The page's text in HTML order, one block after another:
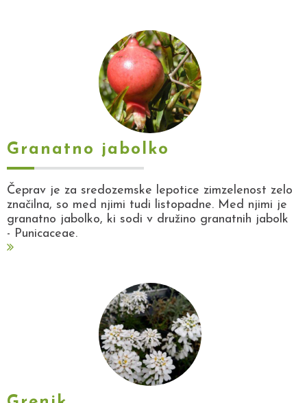
Granatno jabolko
Čeprav je za sredozemske lepotice zimzelenost zelo
značilna, so med njimi tudi listopadne. Med njimi je
granatno jabolko, ki sodi v družino granatnih jabolk
- Punicaceae.